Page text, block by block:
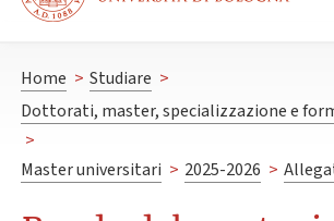
Home > Studiare >
Dottorati, master, specializzazione e
>
Master universitari > 2025-2026 >